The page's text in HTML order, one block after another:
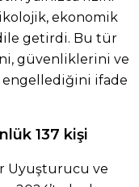
ekonomik
getirdi. Bu tür
güvenliklerini ve
engellediğini ifade
137 kişi
Uyuşturucu ve